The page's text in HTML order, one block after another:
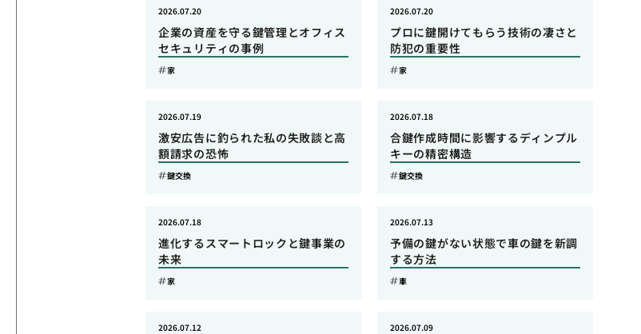
企業の資産を守る鍵管理とオフィス
セキュリティの事例
2026.07.20
家
プロに鍵開けてもらう技術の凄さと
防犯の重要性
2026.07.20
家
激安広告に釣られた私の失敗談と高
額請求の恐怖
2026.07.19
鍵交換
合鍵作成時間に影響するディンプル
キーの精密構造
2026.07.18
鍵交換
進化するスマートロックと鍵事業の
未来
2026.07.18
家
予備の鍵がない状態で車の鍵を新調
する方法
2026.07.13
車
2026.07.12 2026.07.09